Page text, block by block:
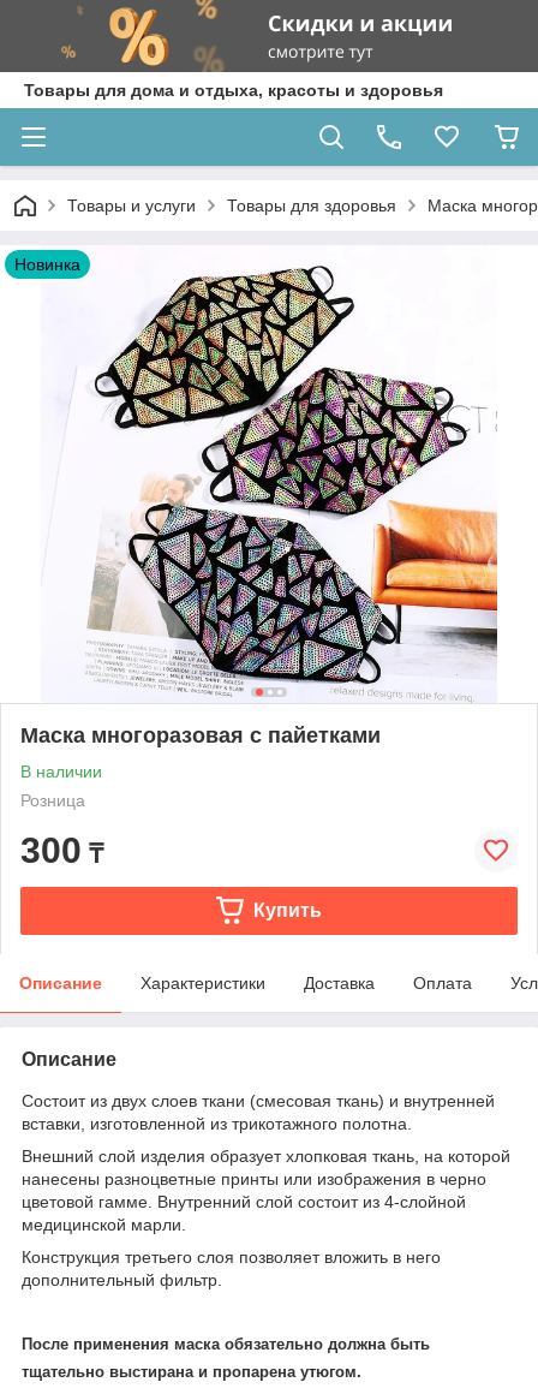
Товары для дома и отдыха, красоты и здоровья
Товары и услуги Товары для здоровья Маска
Новинка
Маска многоразовая с пайетками
В наличии
Розница
300 ₸
Купить
Описание Характеристики Доставка Оплата
Описание
Состоит из двух слоев ткани (смесовая ткань) и внутренней
вставки, изготовленной из трикотажного полотна.
Внешний слой изделия образует хлопковая ткань, на которой
нанесены разноцветные принты или изображения в черно
цветовой гамме. Внутренний слой состоит из 4-слойной
медицинской марли.
Конструкция третьего слоя позволяет вложить в него
дополнительный фильтр.
После применения маска обязательно должна быть
тщательно выстирана и пропарена утюгом.